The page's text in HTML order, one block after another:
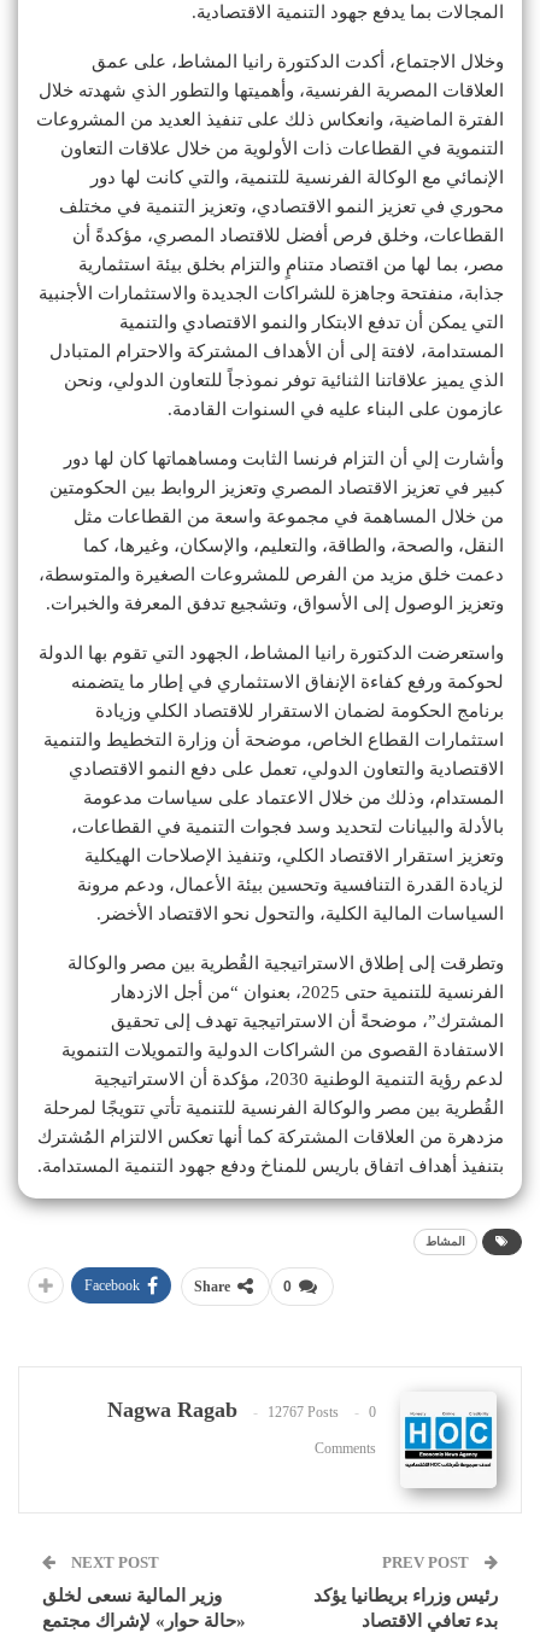
المجالات بما يدفع جهود التنمية الاقتصادية.
وخلال الاجتماع، أكدت الدكتورة رانيا المشاط، على عمق
العلاقات المصرية الفرنسية، وأهميتها والتطور الذي شهدته خلال
الفترة الماضية، وانعكاس ذلك على تنفيذ العديد من المشروعات
التنموية في القطاعات ذات الأولوية من خلال علاقات التعاون
الإنمائي مع الوكالة الفرنسية للتنمية، والتي كانت لها دور
محوري في تعزيز النمو الاقتصادي، وتعزيز التنمية في مختلف
القطاعات، وخلق فرص أفضل للاقتصاد المصري، مؤكدةً أن
مصر، بما لها من اقتصاد متنامٍ والتزام بخلق بيئة استثمارية
جذابة، منفتحة وجاهزة للشراكات الجديدة والاستثمارات الأجنبية
التي يمكن أن تدفع الابتكار والنمو الاقتصادي والتنمية
المستدامة، لافتة إلى أن الأهداف المشتركة والاحترام المتبادل
الذي يميز علاقاتنا الثنائية توفر نموذجاً للتعاون الدولي، ونحن
عازمون على البناء عليه في السنوات القادمة.
وأشارت إلي أن التزام فرنسا الثابت ومساهماتها كان لها دور
كبير في تعزيز الاقتصاد المصري وتعزيز الروابط بين الحكومتين
من خلال المساهمة في مجموعة واسعة من القطاعات مثل
النقل، والصحة، والطاقة، والتعليم، والإسكان، وغيرها، كما
دعمت خلق مزيد من الفرص للمشروعات الصغيرة والمتوسطة،
وتعزيز الوصول إلى الأسواق، وتشجيع تدفق المعرفة والخبرات.
واستعرضت الدكتورة رانيا المشاط، الجهود التي تقوم بها الدولة
لحوكمة ورفع كفاءة الإنفاق الاستثماري في إطار ما يتضمنه
برنامج الحكومة لضمان الاستقرار للاقتصاد الكلي وزيادة
استثمارات القطاع الخاص، موضحة أن وزارة التخطيط والتنمية
الاقتصادية والتعاون الدولي، تعمل على دفع النمو الاقتصادي
المستدام، وذلك من خلال الاعتماد على سياسات مدعومة
بالأدلة والبيانات لتحديد وسد فجوات التنمية في القطاعات،
وتعزيز استقرار الاقتصاد الكلي، وتنفيذ الإصلاحات الهيكلية
لزيادة القدرة التنافسية وتحسين بيئة الأعمال، ودعم مرونة
السياسات المالية الكلية، والتحول نحو الاقتصاد الأخضر.
وتطرقت إلى إطلاق الاستراتيجية القُطرية بين مصر والوكالة
الفرنسية للتنمية حتى 2025، بعنوان “من أجل الازدهار
المشترك”، موضحةً أن الاستراتيجية تهدف إلى تحقيق
الاستفادة القصوى من الشراكات الدولية والتمويلات التنموية
لدعم رؤية التنمية الوطنية 2030، مؤكدة أن الاستراتيجية
القُطرية بين مصر والوكالة الفرنسية للتنمية تأتي تتويجًا لمرحلة
مزدهرة من العلاقات المشتركة كما أنها تعكس الالتزام المُشترك
بتنفيذ أهداف اتفاق باريس للمناخ ودفع جهود التنمية المستدامة.
المشاط
0
Share
Facebook
Nagwa Ragab 12767 Posts 0
Comments
رئيس وزراء بريطانيا يؤكد
بدء تعافي الاقتصاد
NEXT POST
وزير المالية نسعى لخلق
«حالة حوار» لإشراك مجتمع